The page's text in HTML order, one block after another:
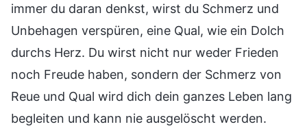
immer du daran denkst, wirst du Schmerz und
Unbehagen verspüren, eine Qual, wie ein Dolch
durchs Herz. Du wirst nicht nur weder Frieden
noch Freude haben, sondern der Schmerz von
Reue und Qual wird dich dein ganzes Leben lang
begleiten und kann nie ausgelöscht werden.